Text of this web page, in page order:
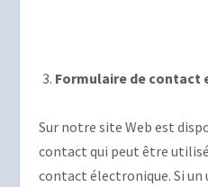
Formulaire de contact
Sur notre site Web est
contact qui peut être
contact électronique. Si